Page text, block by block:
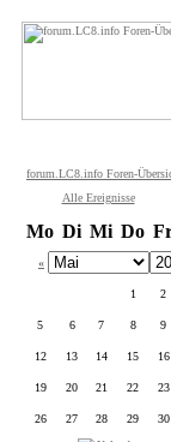
forum.LC8.info Foren-
Alle Ereignisse
Mo Di Mi Do
«
1 2
5 6 7 8 9
12 13 14 15 16
19 20 21 22 23
26 27 28 29 30